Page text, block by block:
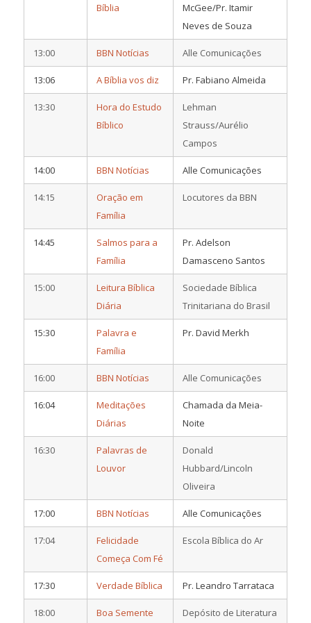
Bíblia
McGee/Pr. Itamir
Neves de Souza
13:00 BBN Notícias Alle Comunicações
13:06 A Bíblia vos diz Pr. Fabiano Almeida
13:30
Hora do Estudo
Bíblico
Lehman
Strauss/Aurélio
Campos
14:00 BBN Notícias Alle Comunicações
14:15
Oração em
Família
Locutores da BBN
14:45
Salmos para a
Família
Pr. Adelson
Damasceno Santos
15:00
Leitura Bíblica
Diária
Sociedade Bíblica
Trinitariana do Brasil
15:30
Palavra e
Família
Pr. David Merkh
16:00 BBN Notícias Alle Comunicações
16:04
Meditações
Diárias
Chamada da Meia-
Noite
16:30
Palavras de
Louvor
Donald
Hubbard/Lincoln
Oliveira
17:00 BBN Notícias Alle Comunicações
17:04
Felicidade
Começa Com Fé
Escola Bíblica do Ar
17:30 Verdade Bíblica Pr. Leandro Tarrataca
18:00 Boa Semente
Depósito de Literatura